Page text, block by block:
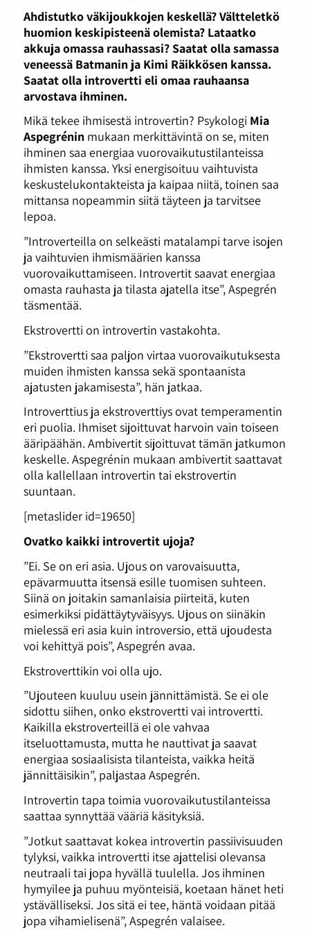
Ahdistutko väkijoukkojen keskellä? Vältteletkö
huomion keskipisteenä olemista? Lataatko
akkuja omassa rauhassasi? Saatat olla samassa
veneessä Batmanin ja Kimi Räikkösen kanssa.
Saatat olla introvertti eli omaa rauhaansa
arvostava ihminen.
Mikä tekee ihmisestä introvertin? Psykologi Mia
Aspegréninmukaan merkittävintä on se, miten
ihminen saa energiaa vuorovaikutustilanteissa
ihmisten kanssa. Yksi energisoituu vaihtuvista
keskustelukontakteista ja kaipaa niitä, toinen saa
mittansa nopeammin siitä täyteen ja tarvitsee
lepoa.
”Introverteilla on selkeästi matalampi tarve isojen
ja vaihtuvien ihmismäärien kanssa
vuorovaikuttamiseen. Introvertit saavat energiaa
omasta rauhasta ja tilasta ajatella itse”, Aspegrén
täsmentää.
Ekstrovertti on introvertin vastakohta.
”Ekstrovertti saa paljon virtaa vuorovaikutuksesta
muiden ihmisten kanssa sekä spontaanista
ajatusten jakamisesta”, hän jatkaa.
Introverttius ja ekstroverttiys ovat temperamentin
eri puolia. Ihmiset sijoittuvat harvoin vain toiseen
ääripäähän. Ambivertit sijoittuvat tämän jatkumon
keskelle. Aspegrénin mukaan ambivertit saattavat
olla kallellaan introvertin tai ekstrovertin
suuntaan.
[metaslider id=19650]
Ovatko kaikki introvertit ujoja?
”Ei. Se on eri asia. Ujous on varovaisuutta,
epävarmuutta itsensä esille tuomisen suhteen.
Siinä on joitakin samanlaisia piirteitä, kuten
esimerkiksi pidättäytyväisyys. Ujous on siinäkin
mielessä eri asia kuin introversio, että ujoudesta
voi kehittyä pois”, Aspegrén avaa.
Ekstroverttikin voi olla ujo.
”Ujouteen kuuluu usein jännittämistä. Se ei ole
sidottu siihen, onko ekstrovertti vai introvertti.
Kaikilla ekstroverteillä ei ole vahvaa
itseluottamusta, mutta he nauttivat ja saavat
energiaa sosiaalisista tilanteista, vaikka heitä
jännittäisikin”, paljastaa Aspegrén.
Introvertin tapa toimia vuorovaikutustilanteissa
saattaa synnyttää vääriä käsityksiä.
”Jotkut saattavat kokea introvertin passiivisuuden
tylyksi, vaikka introvertti itse ajattelisi olevansa
neutraali tai jopa hyvällä tuulella. Jos ihminen
hymyilee ja puhuu myönteisiä, koetaan hänet heti
ystävälliseksi. Jos sitä ei tee, häntä voidaan pitää
jopa vihamielisenä”, Aspegrén valaisee.